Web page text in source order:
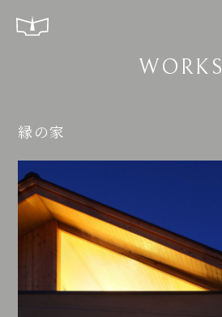
WORKS
縁の家